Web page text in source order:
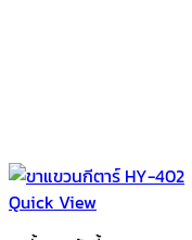
Quick View